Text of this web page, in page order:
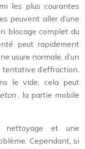
les plus courantes
peuvent aller d’une
blocage complet du
peut rapidement
usure normale, d’un
d’effraction.
le vide, cela peut
, la partie mobile
nettoyage et une
Cependant, si